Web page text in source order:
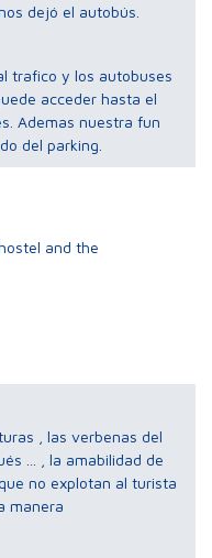
dejó el autobús.
trafico y los autobuses
acceder hasta el
Ademas nuestra fun
del parking.
and the
, las verbenas del
... , la amabilidad de
no explotan al turista
manera